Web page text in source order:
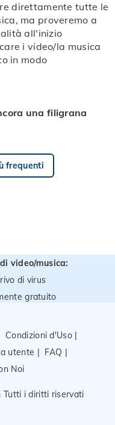
direttamente tutte le
ma proveremo a
all'inizio
i video/la musica
in modo
una filigrana
frequenti
video/musica:
di virus
gratuito
Condizioni d'Uso|
utente | FAQ |
Noi
Tutti i diritti riservati